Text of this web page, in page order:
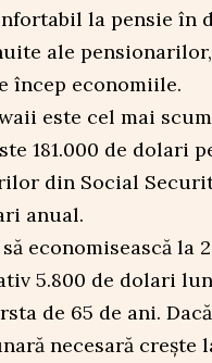
la pensie în
ale
încep economiile.
este cel mai
181.000 de dolari
din Social
anual.
economisească la
5.800 de dolari
de 65 de ani.
necesară crește